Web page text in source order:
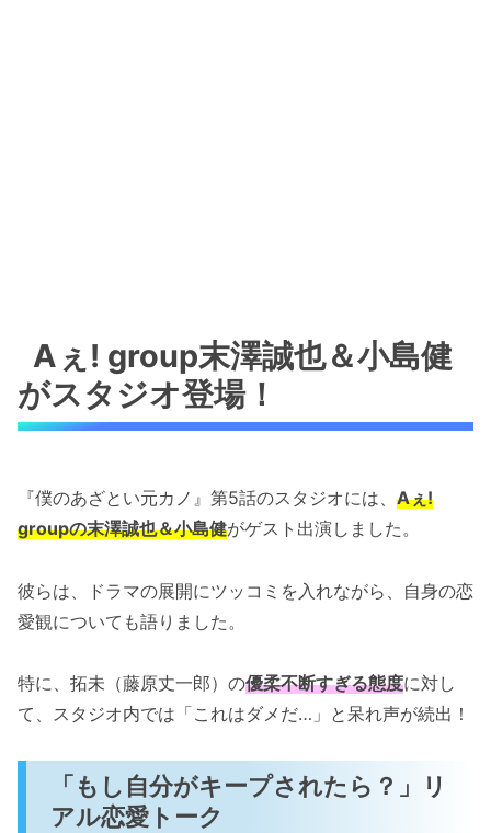
Aぇ! group末澤誠也＆小島健
がスタジオ登場！
『僕のあざとい元カノ』第5話のスタジオには、 Aぇ!
groupの末澤誠也＆小島健がゲスト出演しました。
彼らは、ドラマの展開にツッコミを入れながら、自身の恋
愛観についても語りました。
特に、拓未（藤原丈一郎）の優柔不断すぎる態度に対し
て、スタジオ内では「これはダメだ…」と呆れ声が続出！
「もし自分がキープされたら？」リ
アル恋愛トーク